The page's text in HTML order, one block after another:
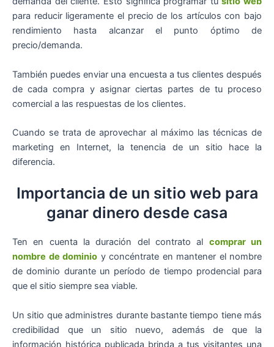
para reducir ligeramente el precio de los artículos con bajo
rendimiento hasta alcanzar el punto óptimo de
precio/demanda.
También puedes enviar una encuesta a tus clientes después
de cada compra y asignar ciertas partes de tu proceso
comercial a las respuestas de los clientes.
Cuando se trata de aprovechar al máximo las técnicas de
marketing en Internet, la tenencia de un sitio hace la
diferencia.
Importancia de un sitio web para
ganar dinero desde casa
Ten en cuenta la duración del contrato al comprar un
nombre de dominio y concéntrate en mantener el nombre
de dominio durante un período de tiempo prodencial para
que el sitio siempre sea viable.
Un sitio que administres durante bastante tiempo tiene más
credibilidad que un sitio nuevo, además de que la
información histórica publicada brinda a tus visitantes una